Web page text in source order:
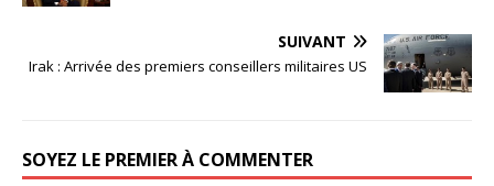
SUIVANT
Irak : Arrivée des premiers conseillers militaires US
SOYEZ LE PREMIER À COMMENTER